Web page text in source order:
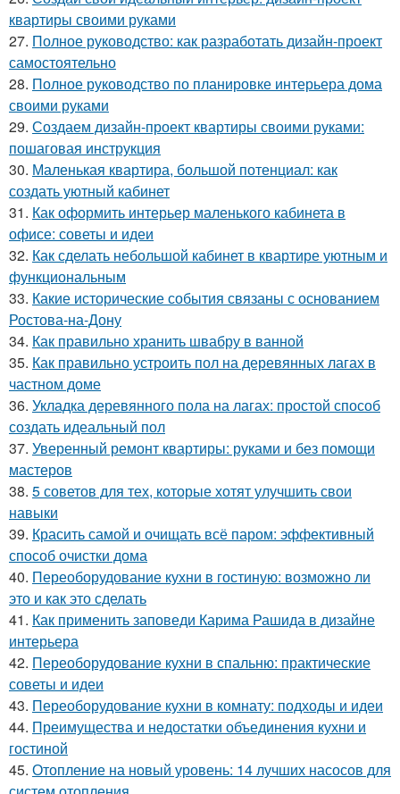
квартиры своими руками
27. Полное руководство: как разработать дизайн-проект
самостоятельно
28. Полное руководство по планировке интерьера дома
своими руками
29. Создаем дизайн-проект квартиры своими руками:
пошаговая инструкция
30. Маленькая квартира, большой потенциал: как
создать уютный кабинет
31. Как оформить интерьер маленького кабинета в
офисе: советы и идеи
32. Как сделать небольшой кабинет в квартире уютным и
функциональным
33. Какие исторические события связаны с основанием
Ростова-на-Дону
34. Как правильно хранить швабру в ванной
35. Как правильно устроить пол на деревянных лагах в
частном доме
36. Укладка деревянного пола на лагах: простой способ
создать идеальный пол
37. Уверенный ремонт квартиры: руками и без помощи
мастеров
38. 5 советов для тех, которые хотят улучшить свои
навыки
39. Красить самой и очищать всё паром: эффективный
способ очистки дома
40. Переоборудование кухни в гостиную: возможно ли
это и как это сделать
41. Как применить заповеди Карима Рашида в дизайне
интерьера
42. Переоборудование кухни в спальню: практические
советы и идеи
43. Переоборудование кухни в комнату: подходы и идеи
44. Преимущества и недостатки объединения кухни и
гостиной
45. Отопление на новый уровень: 14 лучших насосов для